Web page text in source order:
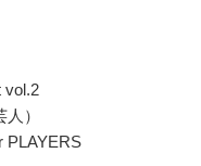
vol.2
）
PLAYERS